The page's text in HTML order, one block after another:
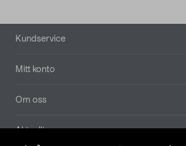
Sidfot
Kundservice
Mitt konto
Om oss
Aktuellt